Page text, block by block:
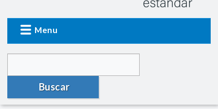
Menu
Buscar